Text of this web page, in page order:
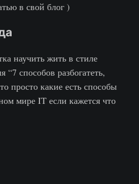
в свой блог )
научить жить в стиле
“7 способов разбогатеть,
просто какие есть способы
мире IT если кажется что